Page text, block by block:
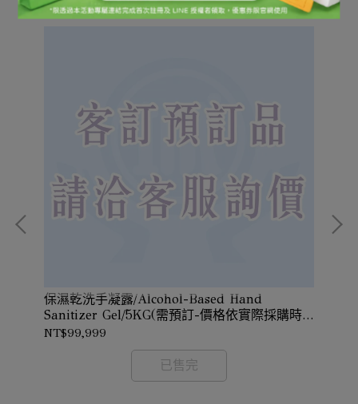
保濕乾洗手凝露/Alcohol-Based Hand
Sanitizer Gel/5KG(需預訂-價格依實際採購時
價確認)
NT$99,999
已售完